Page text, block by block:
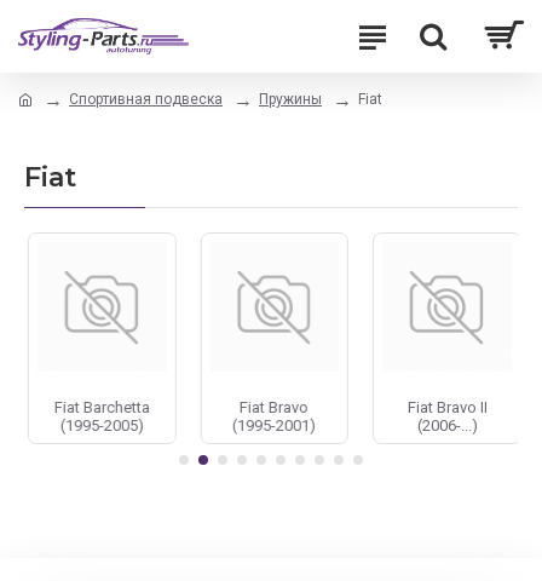
Спортивная подвеска Пружины Fiat
Fiat
Fiat Barchetta
(1995-2005)
Fiat Bravo
(1995-2001)
Fiat Bravo II
(2006-...)